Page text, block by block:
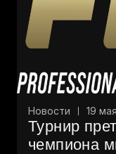
Новости 19
Турнир
чемпиона